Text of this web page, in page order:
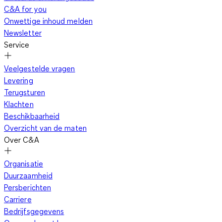
werd in de prehistorie al ontdekt dat je op twee latten
makkelijker in de sneeuw vooruitkomt dan wanneer je gewoon
gaat lopen. Dat we nu in de winter massaal afreizen naar de
besneeuwde berghellingen komt naar verluidt door een
Zwitserse hotelier. Deze zorgde aan het eind van de 19e eeuw
dat zijn Engelse gasten ook eens op bezoek kwamen tijdens
de wintermaanden. Dat was een succes en de wintersport was
geboren!
Ski-jassen en skibroeken met een hoge kwaliteit en lage
prijs
Voor een vakantie in de bergen heb je een hoogwaardige
outfitnodig. Je vindt bij ons skikleding voor heren tegen hele
lage prijzen. Hierdoor hou je geld over voor je après-ski of een
C&A for you
Onwettige inhoud melden
Newsletter
Service
Veelgestelde vragen
Levering
Terugsturen
Klachten
Beschikbaarheid
Overzicht van de maten
Over C&A
Organisatie
Duurzaamheid
Persberichten
Carriere
Bedrijfsgegevens